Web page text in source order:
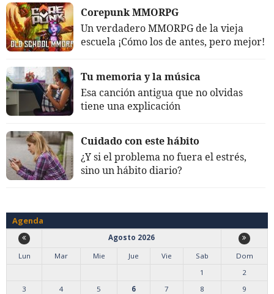
Corepunk MMORPG
Un verdadero MMORPG de la vieja
escuela ¡Cómo los de antes, pero mejor!
Tu memoria y la música
Esa canción antigua que no olvidas
tiene una explicación
Cuidado con este hábito
¿Y si el problema no fuera el estrés,
sino un hábito diario?
Agenda
Agosto 2026
Lun
Mar Mie Jue Vie Sab
Dom
1
2
3
4 5 6 7 8
9